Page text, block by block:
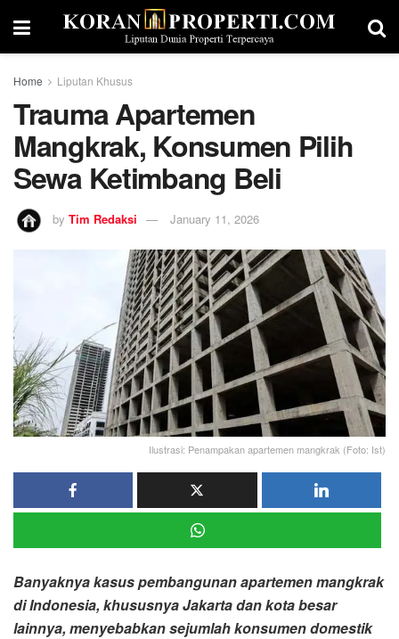
Home Liputan Khusus
Trauma Apartemen
Mangkrak, Konsumen Pilih
Sewa Ketimbang Beli
by Tim Redaksi January 11, 2026
Ilustrasi: Penampakan apartemen mangkrak (Foto: Ist)
Banyaknya kasus pembangunan apartemen mangkrak
di Indonesia, khususnya Jakarta dan kota besar
lainnya, menyebabkan sejumlah konsumen domestik